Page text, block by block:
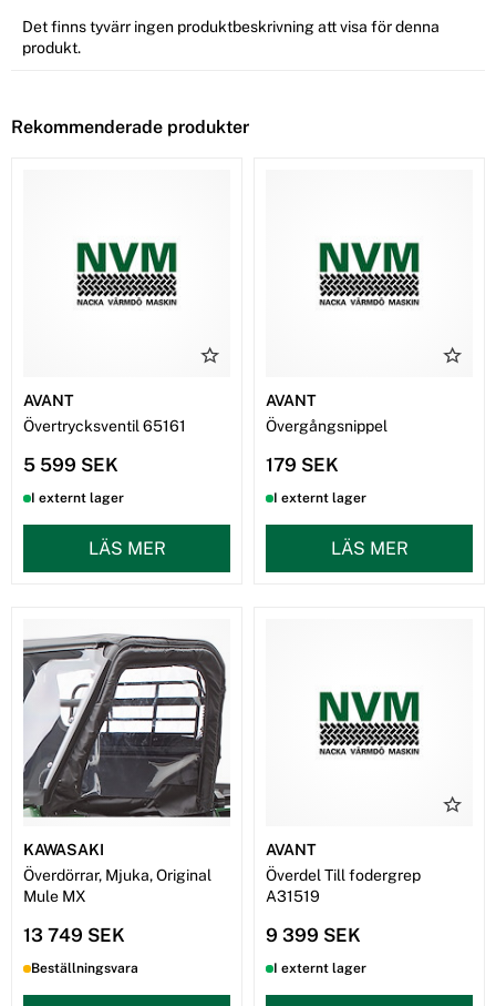
Det finns tyvärr ingen produktbeskrivning att visa för denna
produkt.
Rekommenderade produkter
AVANT
Övertrycksventil 65161
5 599 SEK
I externt lager
LÄS MER
AVANT
Övergångsnippel
179 SEK
I externt lager
LÄS MER
KAWASAKI
Överdörrar, Mjuka, Original
Mule MX
13 749 SEK
Beställningsvara
AVANT
Överdel Till fodergrep
A31519
9 399 SEK
I externt lager